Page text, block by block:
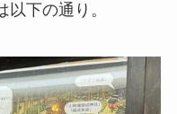
下の通り。